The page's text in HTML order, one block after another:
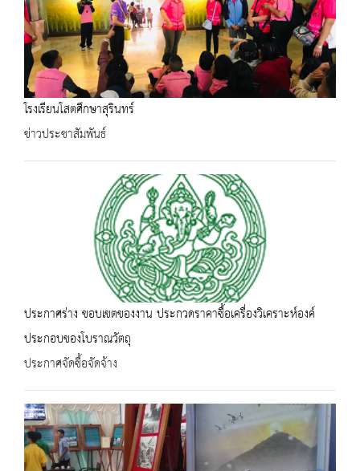
โรงเรียนโสตศึกษาสุรินทร์
ข่าวประชาสัมพันธ์
ประกาศร่าง ขอบเขตของงาน ประกวดราคาซื้อเครื่องวิเคราะห์องค์
ประกอบของโบราณวัตถุ
ประกาศจัดซื้อจัดจ้าง